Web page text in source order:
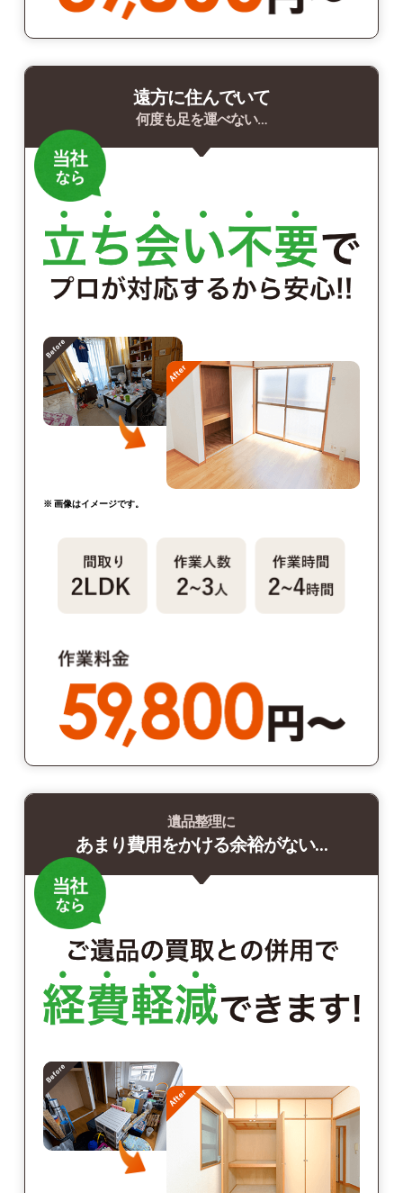
遠方に住んでいて
何度も足を運べない…
※ 画像はイメージです。
遺品整理に
あまり費用をかける余裕がない…